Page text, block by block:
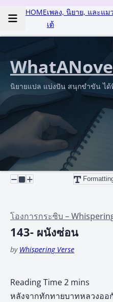
HOMEเพลง, นิยาย, และแม
เต้
นิยายแปล แบ่งปัน สนุกขำขัน ได้
โองการกระซิบ –
143- ผนังซ่อน
by Whispering Verse
หลังจากทักทายบาทหลวงออ